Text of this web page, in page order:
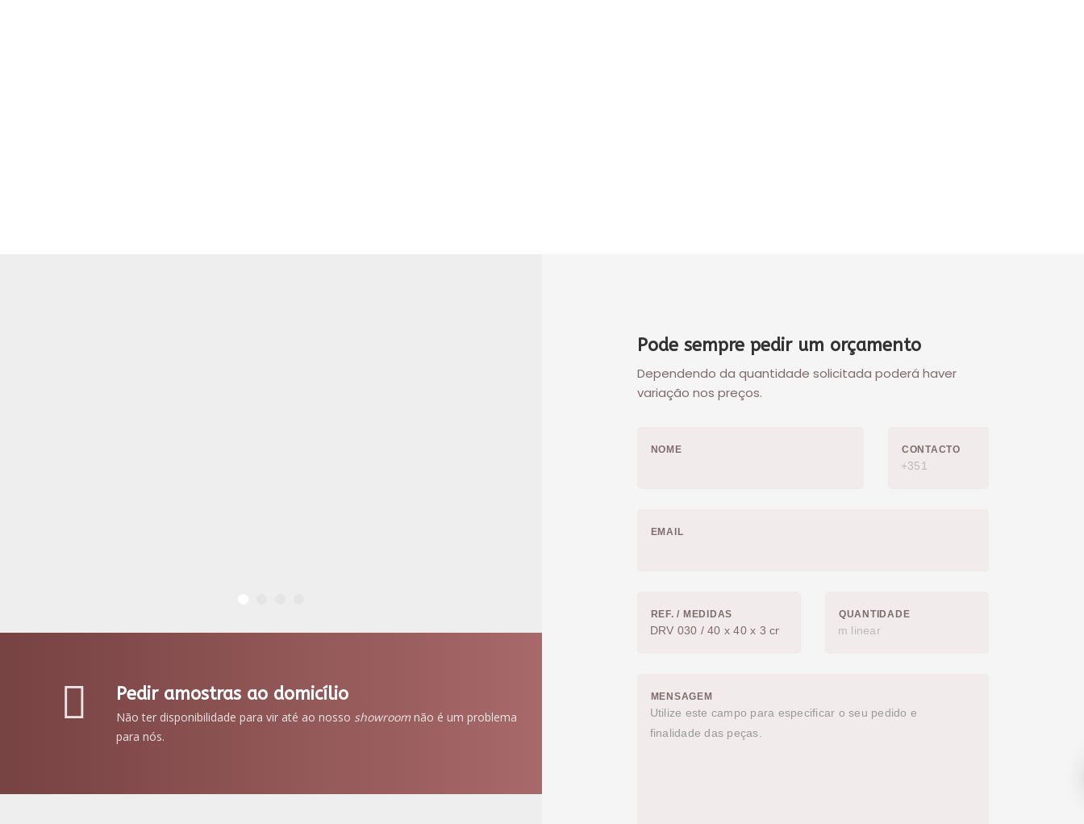
Pedir amostras ao domicílio
Não ter disponibilidade para vir até ao nosso showroom não é um problema
para nós.
Pode sempre pedir um orçamento
Dependendo da quantidade solicitada poderá haver
variação nos preços.
NOME CONTACTO
EMAIL
REF. / MEDIDAS QUANTIDADE
MENSAGEM